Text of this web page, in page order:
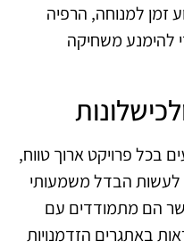
זמן למנוחה, הרפיה
להימנע משחיקה
בכל פרויקט ארוך טווח,
לעשות הבדל משמעותי
הם מתמודדים עם
באתגרים הזדמנויות